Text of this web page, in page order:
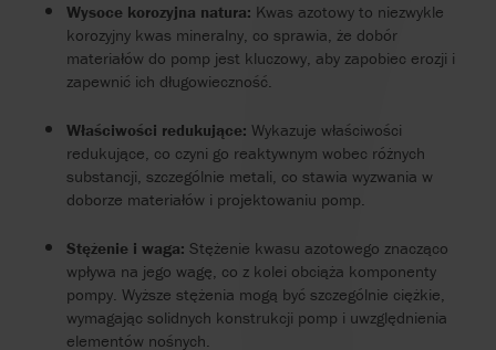
Wysoce korozyjna natura: Kwas azotowy to niezwykle
korozyjny kwas mineralny, co sprawia, że dobór
materiałów do pomp jest kluczowy, aby zapobiec erozji i
zapewnić ich długowieczność.
Właściwości redukujące: Wykazuje właściwości
redukujące, co czyni go reaktywnym wobec różnych
substancji, szczególnie metali, co stawia wyzwania w
doborze materiałów i projektowaniu pomp.
Stężenie i waga: Stężenie kwasu azotowego znacząco
wpływa na jego wagę, co z kolei obciąża komponenty
pompy. Wyższe stężenia mogą być szczególnie ciężkie,
wymagając solidnych konstrukcji pomp i uwzględnienia
elementów nośnych.